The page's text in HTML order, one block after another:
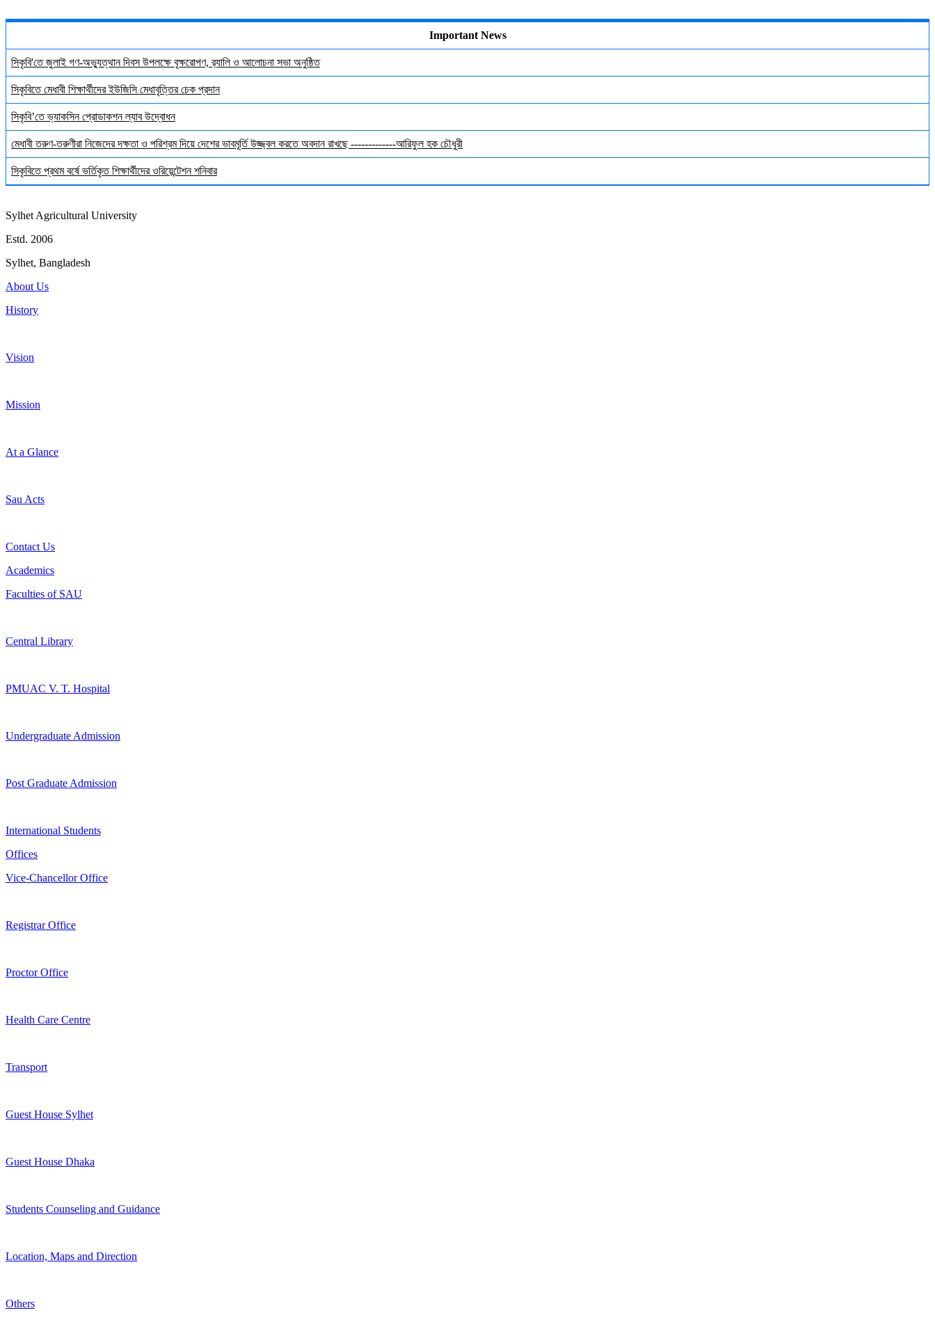
Important News
সিকৃবি'তে জুলাই গণ-অভ্যুত্থান দিবস উপলক্ষে বৃক্ষরোপণ, র‍্যালি ও আলোচনা সভা অনুষ্ঠিত
সিকৃবিতে মেধাবী শিক্ষার্থীদের ইউজিসি মেধাবৃত্তির চেক প্রদান
সিকৃবি’তে ভ্যাকসিন প্রোডাকশন ল্যাব উদ্বোধন
মেধাবী তরুণ-তরুণীরা নিজেদের দক্ষতা ও পরিশ্রম দিয়ে দেশের ভাবমূর্তি উজ্জ্বল করতে অবদান রাখছে -------------আরিফুল হক চৌধুরী
সিকৃবিতে প্রথম বর্ষে ভর্তিকৃত শিক্ষার্থীদের ওরিয়েন্টেশন শনিবার
Sylhet Agricultural University
Estd. 2006
Sylhet, Bangladesh
About Us
History
Vision
Mission
At a Glance
Sau Acts
Contact Us
Academics
Faculties of SAU
Central Library
PMUAC V. T. Hospital
Undergraduate Admission
Post Graduate Admission
International Students
Offices
Vice-Chancellor Office
Registrar Office
Proctor Office
Health Care Centre
Transport
Guest House Sylhet
Guest House Dhaka
Students Counseling and Guidance
Location, Maps and Direction
Others